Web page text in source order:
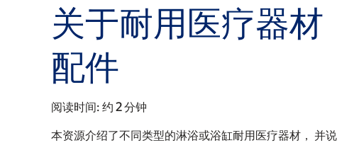
关于耐用医疗器材
配件
阅读时间: 约 2 分钟
本资源介绍了不同类型的淋浴或浴缸耐用医疗器材， 并